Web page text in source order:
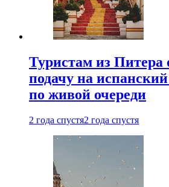
Туристам из Питера
подачу на
по живой очереди
2 года спустя2 года спустя